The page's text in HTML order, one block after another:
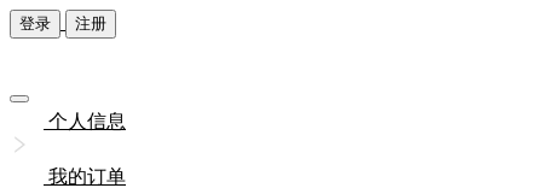
登录 注册
个人信息
我的订单